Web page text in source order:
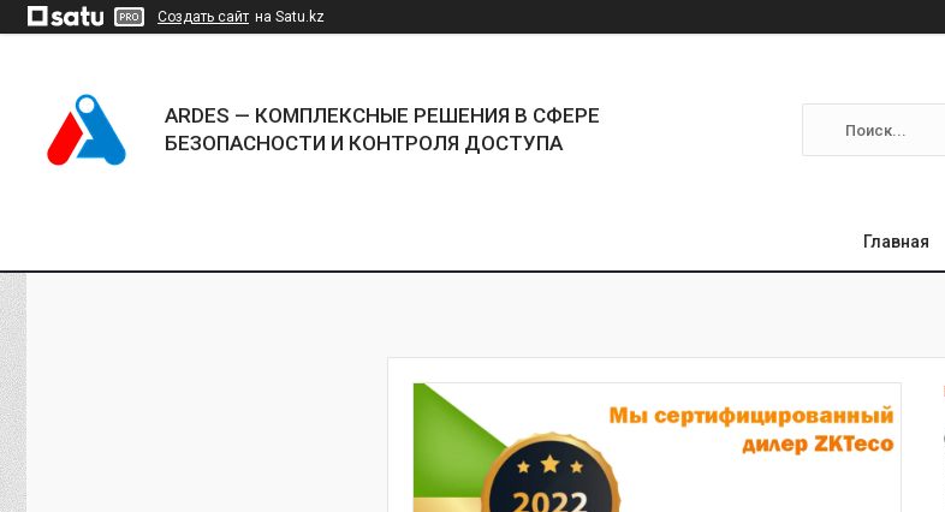
Создать сайт на Satu.kz
ARDES — КОМПЛЕКСНЫЕ РЕШЕНИЯ В СФЕРЕ
БЕЗОПАСНОСТИ И КОНТРОЛЯ ДОСТУПА
Главная